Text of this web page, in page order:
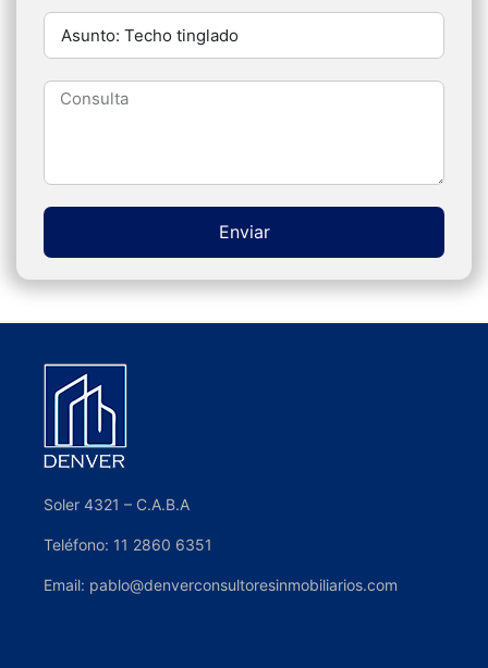
Enviar
Soler 4321 – C.A.B.A
Teléfono: 11 2860 6351
Email: pablo@denverconsultoresinmobiliarios.com